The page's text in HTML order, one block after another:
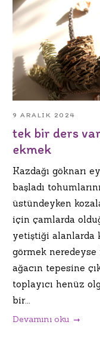
9 ARALIK 2024
tek bir ders
ekmek
Kazdağı göknarı
başladı
üstündeyken
için çamlarda
yetiştiği alanlarda
görmek neredeyse
ağacın tepesine
toplayıcı henüz
bir...
Devamını oku